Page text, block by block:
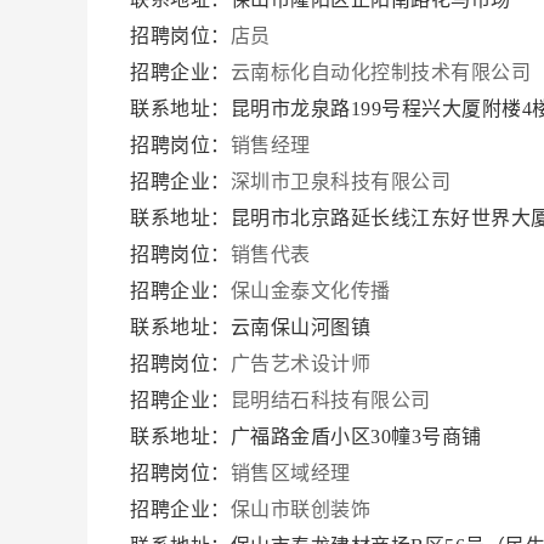
招聘岗位： 店员
招聘企业： 云南标化自动化控制技术有限公司
联系地址：昆明市龙泉路199号程兴大厦附楼4
招聘岗位： 销售经理
招聘企业： 深圳市卫泉科技有限公司
联系地址：昆明市北京路延长线江东好世界大
招聘岗位： 销售代表
招聘企业： 保山金泰文化传播
联系地址：云南保山河图镇
招聘岗位： 广告艺术设计师
招聘企业：
昆明结石科技有限公司
联系地址：广福路金盾小区30幢3号商铺
招聘岗位： 销售区域经理
招聘企业： 保山市联创装饰